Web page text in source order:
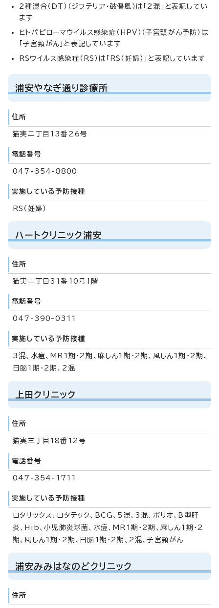
2種混合（DT）（ジフテリア・破傷風）は「2混」と表記してい
ます
ヒトパピローマウイルス感染症（HPV）（子宮頸がん予防）は
「子宮頸がん」と表記しています
RSウイルス感染症（RS）は「RS（妊婦）」と表記しています
浦安やなぎ通り診療所
住所
猫実二丁目13番26号
電話番号
047-354-8800
実施している予防接種
RS（妊婦）
ハートクリニック浦安
住所
猫実二丁目31番10号1階
電話番号
047-390-0311
実施している予防接種
3混、水痘、MR1期・2期、麻しん1期・2期、風しん1期・2期、
日脳1期・2期、2混
上田クリニック
住所
猫実三丁目18番12号
電話番号
047-354-1711
実施している予防接種
ロタリックス、ロタテック、BCG、5混、3混、ポリオ、B型肝
炎、Hib、小児肺炎球菌、水痘、MR1期・2期、麻しん1期・2
期、風しん1期・2期、日脳1期・2期、2混、子宮頸がん
浦安みみはなのどクリニック
住所